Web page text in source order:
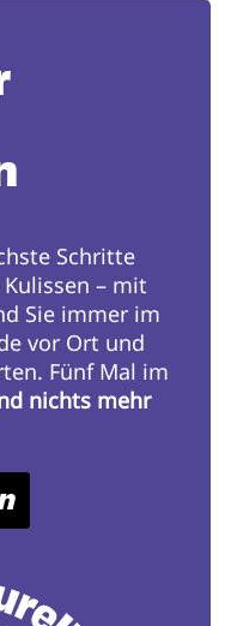
Schritte
– mit
Sie immer im
vor Ort und
Fünf Mal im
nichts mehr